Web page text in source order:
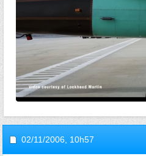
02/11/2006, 10h57